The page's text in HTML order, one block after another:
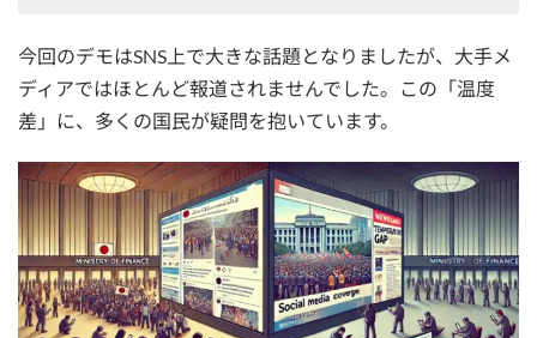
今回のデモはSNS上で大きな話題となりましたが、大手メ
ディアではほとんど報道されませんでした。この「温度
差」に、多くの国民が疑問を抱いています。